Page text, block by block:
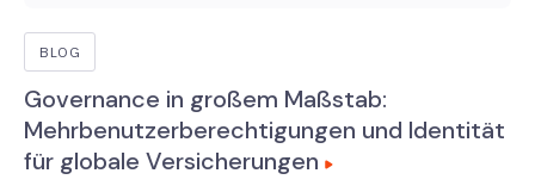
BLOG
Governance in großem Maßstab:
Mehrbenutzerberechtigungen und Identität
für globale Versicherungen